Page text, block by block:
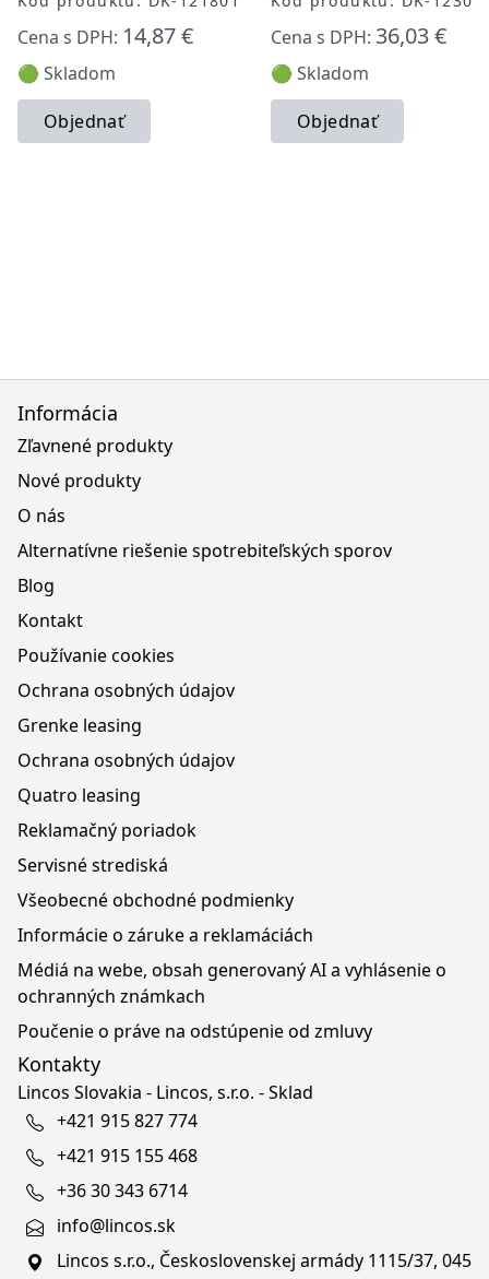
Cena s DPH: 14,87 €
🟢 Skladom
Objednať
Cena s DPH: 36,03 €
🟢 Skladom
Objednať
Informácia
Zľavnené produkty
Nové produkty
O nás
Alternatívne riešenie spotrebiteľských sporov
Blog
Kontakt
Používanie cookies
Ochrana osobných údajov
Grenke leasing
Ochrana osobných údajov
Quatro leasing
Reklamačný poriadok
Servisné strediská
Všeobecné obchodné podmienky
Informácie o záruke a reklamáciách
Médiá na webe, obsah generovaný AI a vyhlásenie o
ochranných známkach
Poučenie o práve na odstúpenie od zmluvy
Kontakty
Lincos Slovakia - Lincos, s.r.o. - Sklad
+421 915 827 774
+421 915 155 468
+36 30 343 6714
info@lincos.sk
Lincos s.r.o., Československej armády 1115/37, 045